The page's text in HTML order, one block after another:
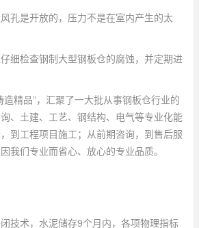
孔是开放的，压力不是在室内产生的太
细检查钢制大型钢板仓的腐蚀，并定期进
造精品”，汇聚了一大批从事钢板仓行业的
、土建、工艺、钢结构、电气等专业化能
到工程项目施工；从前期咨询，到售后服
我们专业而省心、放心的专业品质。
技术，水泥储存9个月内，各项物理指标